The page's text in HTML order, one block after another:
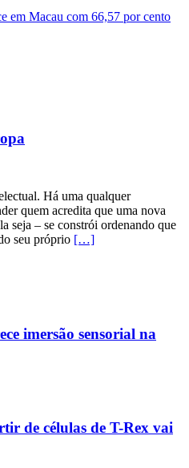
em Macau com 66,57 por cento
Há uma qualquer
quem acredita que uma nova
seja – se constrói ordenando que
seu próprio […]
imersão sensorial na
de células de T-Rex vai